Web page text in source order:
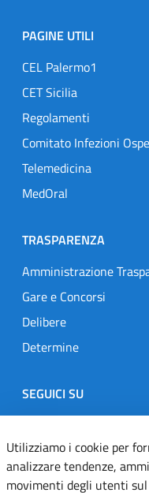
PAGINE UTILI
CEL Palermo1
CET Sicilia
Regolamenti
Comitato Infezioni
Telemedicina
MedOral
TRASPARENZA
Amministrazione
Gare e Concorsi
Delibere
Determine
SEGUICI SU
Designers Italia
Twitter
Utilizziamo i cookie per
analizzare tendenze,
movimenti degli utenti